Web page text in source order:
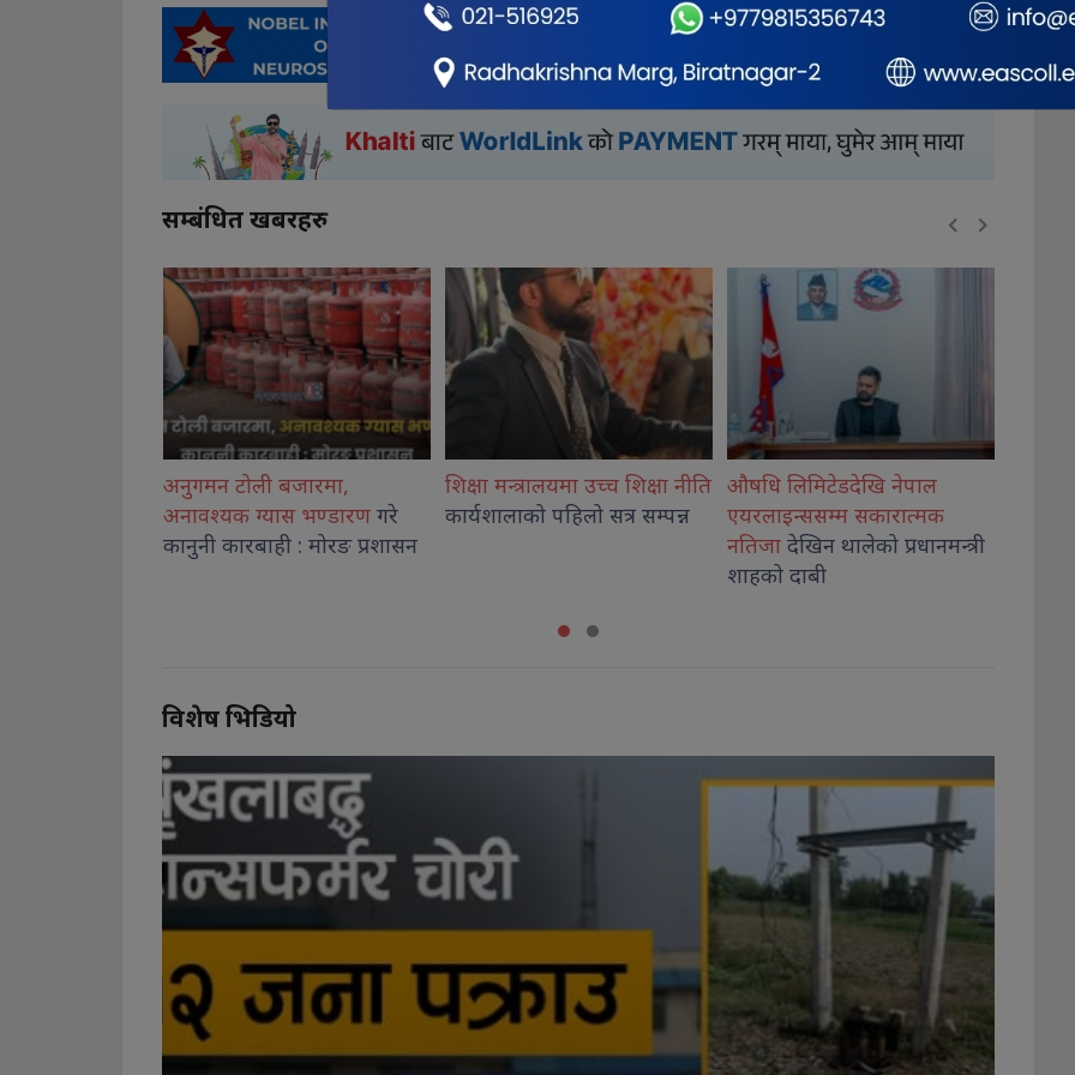
सम्बंधित खबरहरु
शिक्षा मन्त्रालयमा उच्च शिक्षा नीति
कार्यशालाको पहिलो सत्र सम्पन्न
औषधि लिमिटेडदेखि नेपाल
एयरलाइन्ससम्म सकारात्मक
गिरी विरुद्ध अनुसन्धान गर्न
अदालतबाट चार दिनको म्याद
थप, कारागारबाटै पेट्रोलपम्प
कब्जा
विशेष भिडियो